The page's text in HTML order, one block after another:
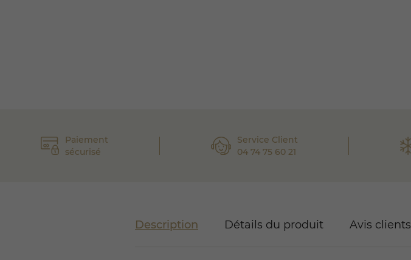
Paiement
sécurisé
Service Client
04 74 75 60 21
Description Détails du produit Avis clients